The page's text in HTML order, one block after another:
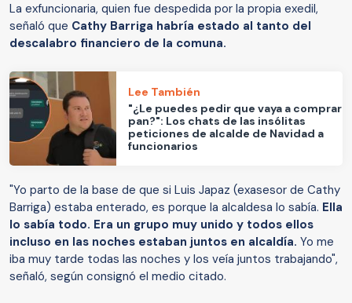
La exfuncionaria, quien fue despedida por la propia exedil,
señaló que Cathy Barriga habría estado al tanto del
descalabro financiero de la comuna.
Lee También
"¿Le puedes pedir que vaya a comprar
pan?": Los chats de las insólitas
peticiones de alcalde de Navidad a
funcionarios
"Yo parto de la base de que si Luis Japaz (exasesor de Cathy
Barriga) estaba enterado, es porque la alcaldesa lo sabía. Ella
lo sabía todo. Era un grupo muy unido y todos ellos
incluso en las noches estaban juntos en alcaldía. Yo me
iba muy tarde todas las noches y los veía juntos trabajando",
señaló, según consignó el medio citado.